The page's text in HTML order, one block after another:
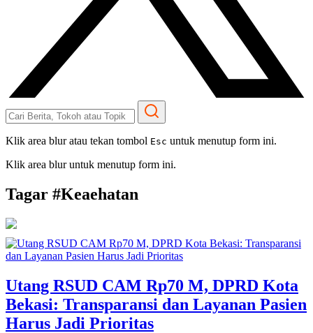
Klik area blur atau tekan tombol Esc untuk menutup form ini.
Klik area blur untuk menutup form ini.
Tagar #Keaehatan
Utang RSUD CAM Rp70 M, DPRD Kota
Bekasi: Transparansi dan Layanan Pasien
Harus Jadi Prioritas